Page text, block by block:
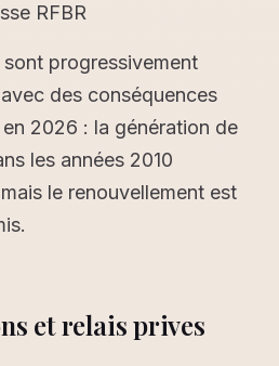
RFBR
progressivement
des conséquences
2026 : la génération de
les années 2010
le renouvellement est
et relais prives